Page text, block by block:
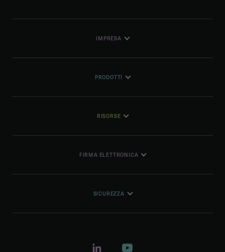
IMPRESA
PRODOTTI
RISORSE
FIRMA ELETTRONICA
SICUREZZA